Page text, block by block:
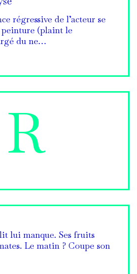
régressive de l’acteur se
(plaint le
du ne…
R
lui manque. Ses fruits
Le matin ? Coupe son